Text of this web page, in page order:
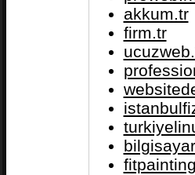
akkum.tr
firm.tr